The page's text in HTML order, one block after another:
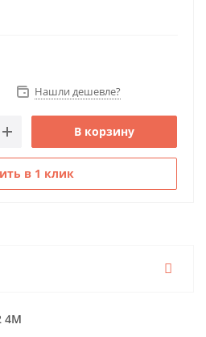
Нашли дешевле?
В корзину
в 1 клик
4M